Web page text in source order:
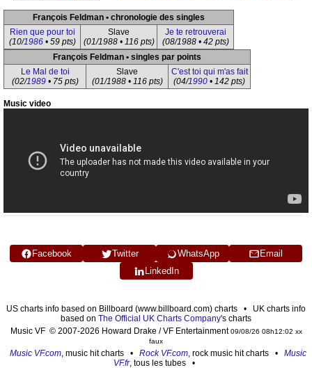
François Feldman • chronologie des singles
Rien que pour toi
(10/1986• 59 pts)
Slave
(01/1988 • 116 pts)
Je te retrouverai
(08/1988 • 42 pts)
François Feldman • singles par points
Le Mal de toi
(02/1989• 75 pts)
Slave
(01/1988 • 116 pts)
C'est toi qui m'as fait
(04/1990 • 142 pts)
Music video
Facebook Twitter WhatsApp
Email
LinkedIn
US charts info based on Billboard (www.billboard.com) charts • UK charts info
based on The Official UK Charts Company's charts
Music VF © 2007-2026 Howard Drake / VF Entertainment09/08/26 08h12:02 xx
faux
Music VF.com, music hit charts • Rock VF.com, rock music hit charts • Music
VF.fr, tous les tubes •